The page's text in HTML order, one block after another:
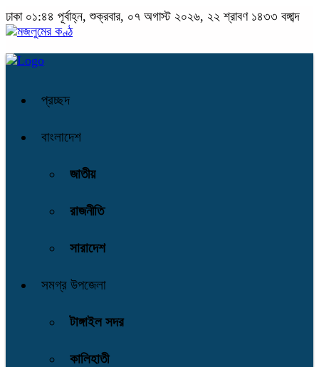
ঢাকা ০১:৪৪ পূর্বাহ্ন, শুক্রবার, ০৭ অগাস্ট ২০২৬, ২২ শ্রাবণ ১৪৩৩ বঙ্গাব্দ
প্রচ্ছদ
বাংলাদেশ
জাতীয়
রাজনীতি
সারাদেশ
সমগ্র উপজেলা
টাঙ্গাইল সদর
কালিহাতী